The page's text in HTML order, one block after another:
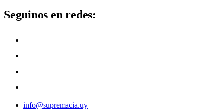
Seguinos en redes:
info@supremacia.uy